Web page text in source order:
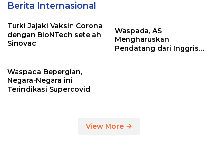
Berita Internasional
Turki Jajaki Vaksin Corona
dengan BioNTech setelah
Sinovac
Waspada, AS
Mengharuskan
Pendatang dari Inggris
Waspada Bepergian,
Negara-Negara ini
Terindikasi Supercovid
View More